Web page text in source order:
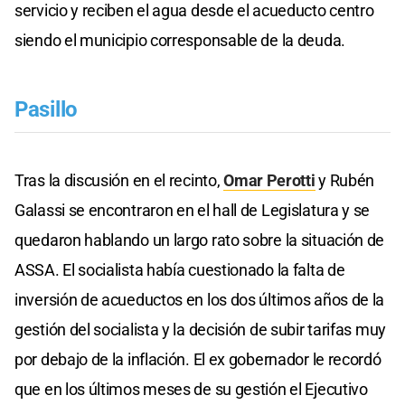
servicio y reciben el agua desde el acueducto centro
siendo el municipio corresponsable de la deuda.
Pasillo
Tras la discusión en el recinto,Omar Perottiy Rubén
Galassi se encontraron en el hall de Legislatura y se
quedaron hablando un largo rato sobre la situación de
ASSA. El socialista había cuestionado la falta de
inversión de acueductos en los dos últimos años de la
gestión del socialista y la decisión de subir tarifas muy
por debajo de la inflación. El ex gobernador le recordó
que en los últimos meses de su gestión el Ejecutivo